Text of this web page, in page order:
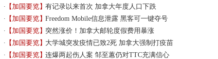
【加国要览】有记录以来首次 加拿大年度人口下跌
【加国要览】Freedom Mobile信息泄露 黑客可一键夺号
【加国要览】突然涨价！加拿大邮轮度假费用暴涨
【加国要览】大学城突发疫情已致2死 加拿大强制打疫苗
【加国要览】连爆两起伤人案 邹至蕙仍对TTC充满信心